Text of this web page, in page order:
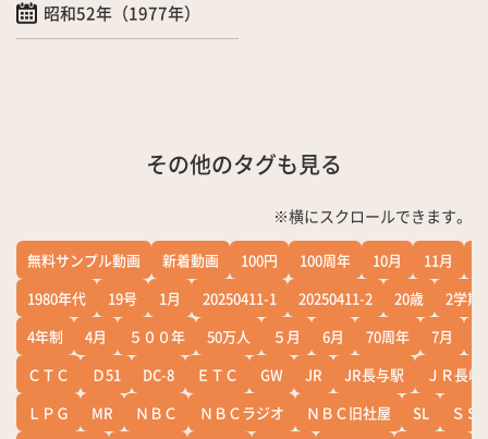
昭和52年（1977年）
その他のタグも見る
※横にスクロールできます。
無料サンプル動画 新着動画 100円 100周年 10月 11月
1980年代
19号 1月 20250411-1 20250411-2 20歳
2学期
4年制
4月 ５００年 50万人 ５月 6月 70周年 7月
ＣＴＣ
Ｄ51 DC-8 ＥＴＣ GW JR JR長与駅
ＪＲ長崎
ＬＰＧ
MR ＮＢＣ ＮＢＣラジオ ＮＢＣ旧社屋 SL
ＳＳ